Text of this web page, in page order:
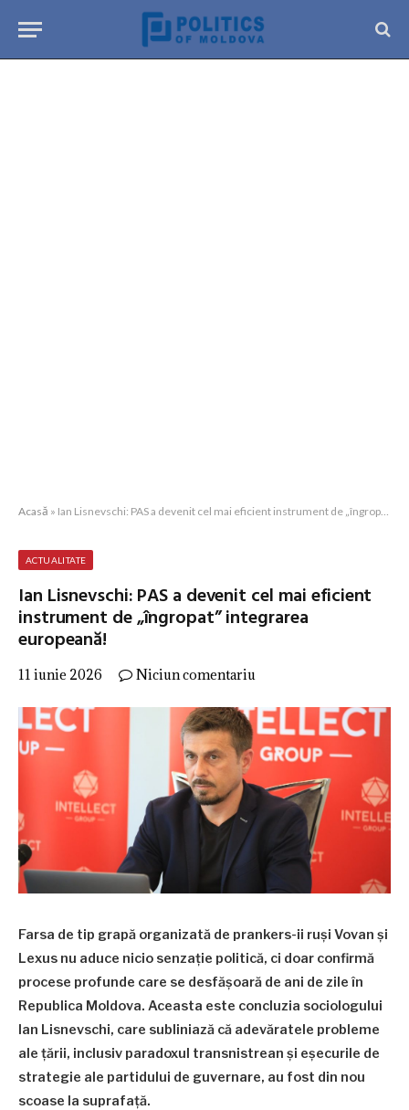
Acasă » Ian Lisnevschi: PAS a devenit cel mai eficient instrument de „îngropat” integrarea europeană!
ACTUALITATE
Ian Lisnevschi: PAS a devenit cel mai eficient
instrument de „îngropat” integrarea
europeană!
11 iunie 2026 Niciun comentariu
Farsa de tip grapă organizată de prankers-ii ruși Vovan și
Lexus nu aduce nicio senzație politică, ci doar confirmă
procese profunde care se desfășoară de ani de zile în
Republica Moldova. Aceasta este concluzia sociologului
Ian Lisnevschi, care subliniază că adevăratele probleme
ale țării, inclusiv paradoxul transnistrean și eșecurile de
strategie ale partidului de guvernare, au fost din nou
scoase la suprafață.